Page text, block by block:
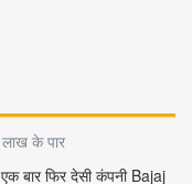
के पार
बार फिर देसी कंपनी Bajaj